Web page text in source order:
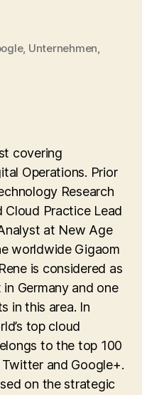
, Unternehmen,
covering
Operations. Prior
Research
Cloud Practice Lead
at New Age
worldwide Gigaom
is considered as
Germany and one
in this area. In
top cloud
to the top 100
and Google+.
on the strategic